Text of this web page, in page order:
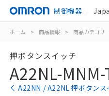
制御機器
ホーム > 商品情報 > 商品カテゴリ
押ボタンスイッチ
A22NL-
A22NN / A22NL 押ボタン